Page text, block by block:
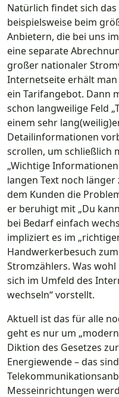
Natürlich findet sich
beispielsweise beim
Anbietern, die bei uns
eine separate
großer nationaler
Internetseite erhält
ein Tarifangebot. Dann
schon langweilige Feld
einem sehr
Detailinformationen
scrollen, um schließlich
„Wichtige
langen Text noch
dem Kunden die
er beruhigt mit „Du
bei Bedarf einfach
impliziert es im
Handwerkerbesuch
Stromzählers. Was
sich im Umfeld des
wechseln“ vorstellt.
Aktuell ist das für alle
geht es nur um
Diktion des Gesetzes
Energiewende – das
Messeinrichtungen